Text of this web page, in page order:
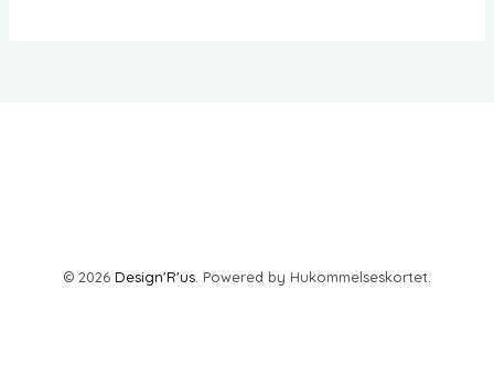
© 2026 Design'R'us . Powered by Hukommelseskortet.